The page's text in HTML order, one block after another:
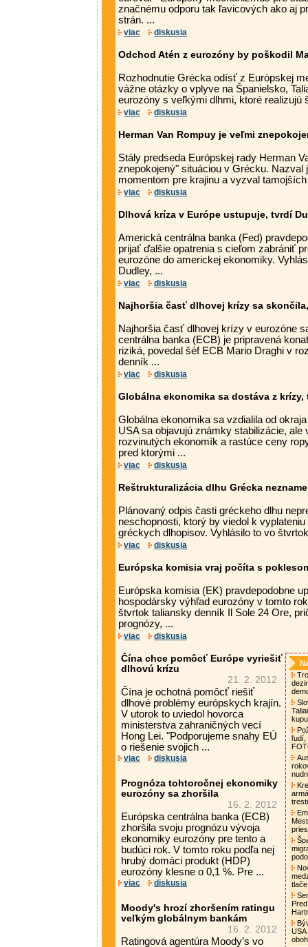
značnému odporu tak ľavicových ako aj
strán. ...
viac diskusia
Odchod Atén z eurozóny by poškodil
Rozhodnutie Grécka odísť z Európskej
vážne otázky o vplyve na Španielsko,
eurozóny s veľkými dlhmi, ktoré realizujú
viac diskusia
Herman Van Rompuy je veľmi
Stály predseda Európskej rady Herman
znepokojený" situáciou v Grécku. Nazval
momentom pre krajinu a vyzval
viac diskusia
Dlhová kríza v Európe ustupuje, tvrdí
Americká centrálna banka (Fed)
prijať ďalšie opatrenia s cieľom zabrániť
eurozóne do americkej ekonomiky.
Dudley, ...
viac diskusia
Najhoršia časť dlhovej krízy sa
Najhoršia časť dlhovej krízy v eurozóne
centrálna banka (ECB) je pripravená
riziká, povedal šéf ECB Mario Draghi v
denník ...
viac diskusia
Globálna ekonomika sa dostáva z krízy,
Globálna ekonomika sa vzdialila od
USA sa objavujú známky stabilizácie,
rozvinutých ekonomík a rastúce ceny
pred ktorými ...
viac diskusia
Reštrukturalizácia dlhu Grécka
Plánovaný odpis časti gréckeho dlhu
neschopnosti, ktorý by viedol k
gréckych dlhopisov. Vyhlásilo to vo
viac diskusia
Európska komisia vraj počíta s
Európska komisia (EK) pravdepodobne
hospodársky výhľad eurozóny v tomto
štvrtok taliansky denník Il Sole 24 Ore,
prognózy, ...
viac diskusia
Čína chce pomôcť Európe vyriešiť
dlhovú krízu
21. 2. 2012
Čína je ochotná pomôcť riešiť
dlhové problémy európskych krajín.
V utorok to uviedol hovorca
ministerstva zahraničných vecí
Hong Lei. "Podporujeme snahy EÚ
o riešenie svojich ...
viac diskusia
Prognóza tohtoročnej ekonomiky
eurozóny sa zhoršila
16. 2. 2012
Európska centrálna banka (ECB)
zhoršila svoju prognózu vývoja
ekonomiky eurozóny pre tento a
budúci rok. V tomto roku podľa nej
hrubý domáci produkt (HDP)
eurozóny klesne o 0,1 %. Pre ...
viac diskusia
Moody's hrozí zhoršením ratingu
veľkým globálnym bankám
16. 2. 2012
Ratingová agentúra Moody’s vo
ľudí,